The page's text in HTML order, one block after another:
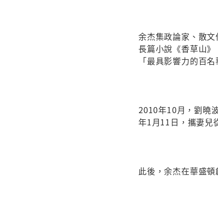
余杰集政論家、散
長篇小說《香草山
「最具影響力的百
2010年10月，劉曉
年1月11日，攜妻兒
此後，余杰在華盛